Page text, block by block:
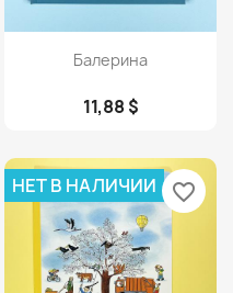
Просмотр
Балерина
11,88 $
НЕТ В НАЛИЧИИ favorite_border